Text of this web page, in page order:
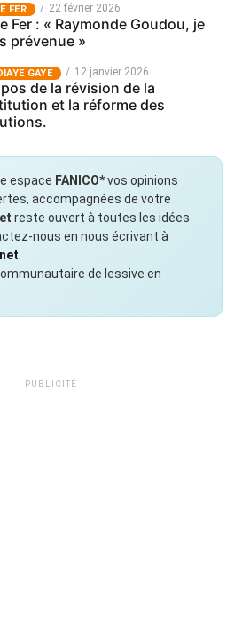
FER 22 février 2026
Fer : « Raymonde Goudou, je
prévenue »
GAYE 12 janvier 2026
de la révision de la
et la réforme des
espace FANICO*vos opinions
accompagnées de votre
reste ouvert à toutes les idées
nous en nous écrivant à
de lessive en
PUBLICITÉ